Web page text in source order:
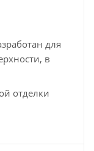
для
в
отделки